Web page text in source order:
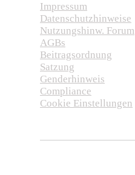
Impressum
Datenschutzhinweise
Nutzungshinw. Forum
AGBs
Beitragsordnung
Satzung
Genderhinweis
Compliance
Cookie Einstellungen